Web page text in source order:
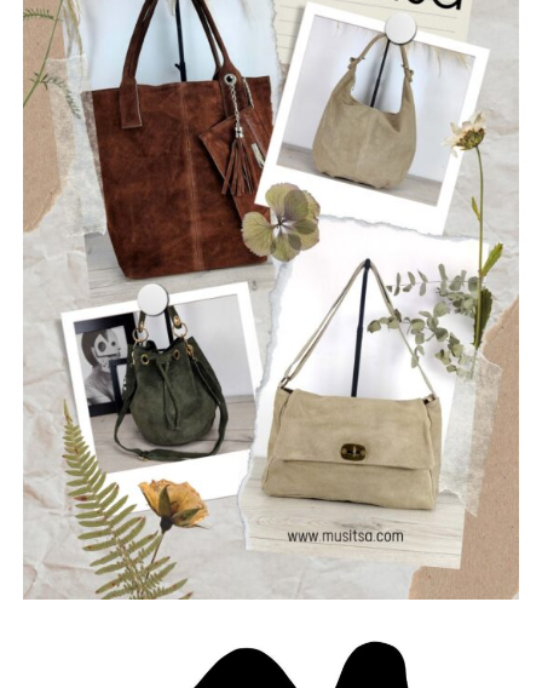
Οι “Ρωγμές” είναι ένα νεοσύστατο ελληνικό ροκ
συγκρότημα που ιδρύθηκε τον Ιούλιο του 2025, με έδρα
την Ναύπακτο. Το όνομά τους αντικατοπτρίζει τη
φιλοσοφία τους: να ραγίσουν τις βεβαιότητες, να σπάσουν
τη σιωπή και να αφήσουν το φως να περάσει μέσα από τις
ρωγμές της καθημερινότητας. Με ήχο που ισορροπεί
ανάμεσα στο εναλλακτικό ροκ, τον ελληνικό στίχο και την
ωμή ενέργεια της σκηνής, οι Ρωγμές δημιουργούν
μουσική που μιλά για την κοινωνία, τις εσωτερικές μάχες
και την ανάγκη για αλήθεια.
Μέλη του συγκροτήματος: Ανδρεόπουλος Αντώνης –
Φωνή & Κιθάρα, Σαράντης Δημήτρης – Κιθάρα, Νικολάου
Θωμάς – Μπάσο, Μηλιώνης Γρηγόρης – Τύμπανα.